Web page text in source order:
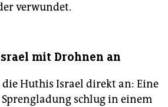
verwundet.
mit Drohnen an
Huthis Israel direkt an: Eine
schlug in einem